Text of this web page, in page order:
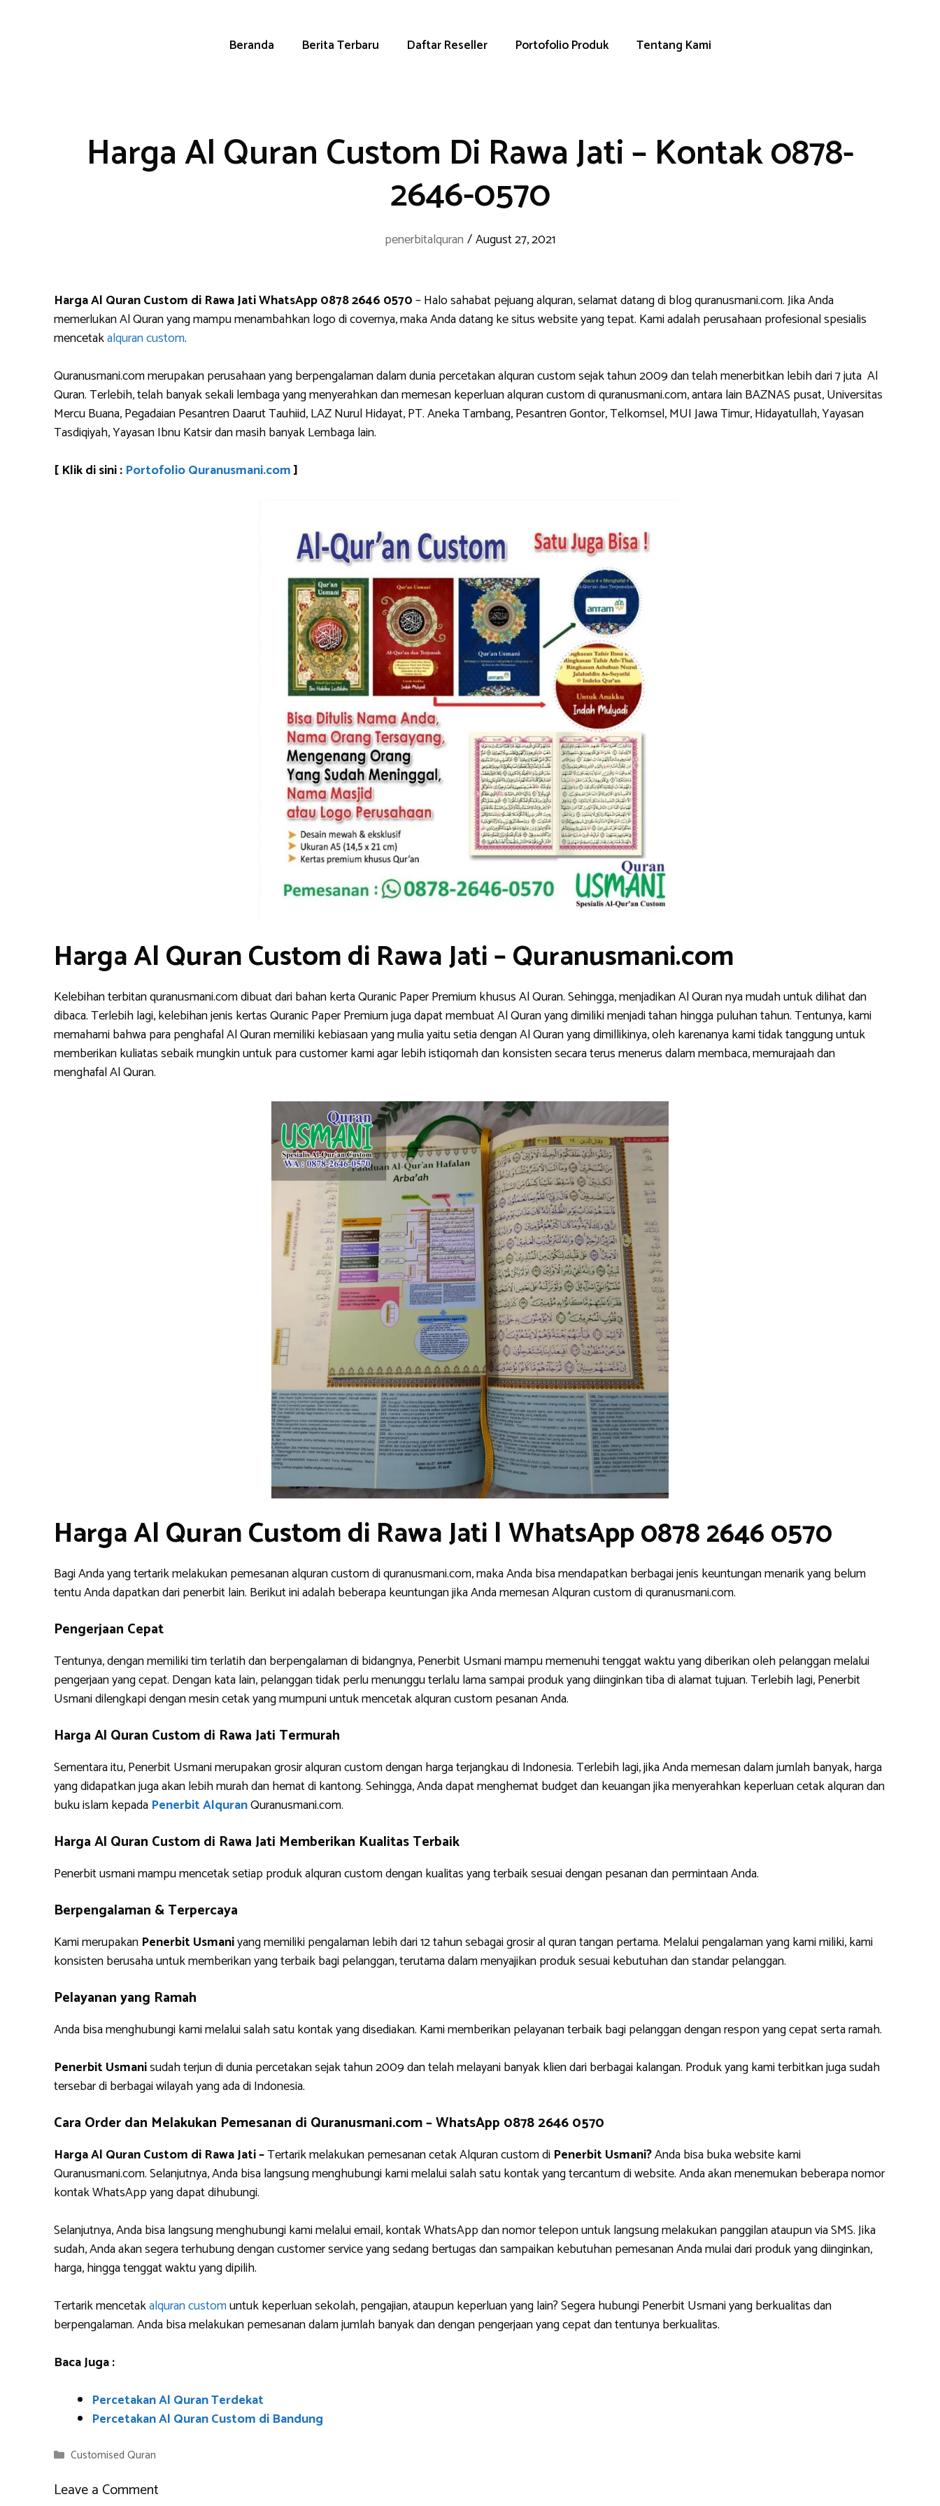
Beranda Berita Terbaru Daftar Reseller Portofolio Produk Tentang Kami
Harga Al Quran Custom Di Rawa Jati – Kontak 0878-
2646-0570
penerbitalquran /August 27, 2021
Harga Al Quran Custom di Rawa Jati WhatsApp 0878 2646 0570– Halo sahabat pejuang alquran, selamat datang di blog quranusmani.com. Jika Anda
memerlukan Al Quran yang mampu menambahkan logo di covernya, maka Anda datang ke situs website yang tepat. Kami adalah perusahaan profesional spesialis
mencetakalquran custom.
Quranusmani.com merupakan perusahaan yang berpengalaman dalam dunia percetakan alquran custom sejak tahun 2009 dan telah menerbitkan lebih dari 7 juta Al
Quran. Terlebih, telah banyak sekali lembaga yang menyerahkan dan memesan keperluan alquran custom di quranusmani.com, antara lain BAZNAS pusat, Universitas
Mercu Buana, Pegadaian Pesantren Daarut Tauhiid, LAZ Nurul Hidayat, PT. Aneka Tambang, Pesantren Gontor, Telkomsel, MUI Jawa Timur, Hidayatullah, Yayasan
Tasdiqiyah, Yayasan Ibnu Katsir dan masih banyak Lembaga lain.
[ Klik di sini : Portofolio Quranusmani.com]
Harga Al Quran Custom di Rawa Jati – Quranusmani.com
Kelebihan terbitan quranusmani.com dibuat dari bahan kerta Quranic Paper Premium khusus Al Quran. Sehingga, menjadikan Al Quran nya mudah untuk dilihat dan
dibaca. Terlebih lagi, kelebihan jenis kertas Quranic Paper Premium juga dapat membuat Al Quran yang dimiliki menjadi tahan hingga puluhan tahun. Tentunya, kami
memahami bahwa para penghafal Al Quran memiliki kebiasaan yang mulia yaitu setia dengan Al Quran yang dimillikinya, oleh karenanya kami tidak tanggung untuk
memberikan kuliatas sebaik mungkin untuk para customer kami agar lebih istiqomah dan konsisten secara terus menerus dalam membaca, memurajaah dan
menghafal Al Quran.
Harga Al Quran Custom di Rawa Jati | WhatsApp 0878 2646 0570
Bagi Anda yang tertarik melakukan pemesanan alquran custom di quranusmani.com, maka Anda bisa mendapatkan berbagai jenis keuntungan menarik yang belum
tentu Anda dapatkan dari penerbit lain. Berikut ini adalah beberapa keuntungan jika Anda memesan Alquran custom di quranusmani.com.
Pengerjaan Cepat
Tentunya, dengan memiliki tim terlatih dan berpengalaman di bidangnya, Penerbit Usmani mampu memenuhi tenggat waktu yang diberikan oleh pelanggan melalui
pengerjaan yang cepat. Dengan kata lain, pelanggan tidak perlu menunggu terlalu lama sampai produk yang diinginkan tiba di alamat tujuan. Terlebih lagi, Penerbit
Usmani dilengkapi dengan mesin cetak yang mumpuni untuk mencetak alquran custom pesanan Anda.
Harga Al Quran Custom di Rawa Jati Termurah
Sementara itu, Penerbit Usmani merupakan grosir alquran custom dengan harga terjangkau di Indonesia. Terlebih lagi, jika Anda memesan dalam jumlah banyak, harga
yang didapatkan juga akan lebih murah dan hemat di kantong. Sehingga, Anda dapat menghemat budget dan keuangan jika menyerahkan keperluan cetak alquran dan
buku islam kepada Penerbit AlquranQuranusmani.com.
Harga Al Quran Custom di Rawa Jati Memberikan Kualitas Terbaik
Penerbit usmani mampu mencetak setiap produk alquran custom dengan kualitas yang terbaik sesuai dengan pesanan dan permintaan Anda.
Berpengalaman & Terpercaya
Kami merupakan Penerbit Usmaniyang memiliki pengalaman lebih dari 12 tahun sebagai grosir al quran tangan pertama. Melalui pengalaman yang kami miliki, kami
konsisten berusaha untuk memberikan yang terbaik bagi pelanggan, terutama dalam menyajikan produk sesuai kebutuhan dan standar pelanggan.
Pelayanan yang Ramah
Anda bisa menghubungi kami melalui salah satu kontak yang disediakan. Kami memberikan pelayanan terbaik bagi pelanggan dengan respon yang cepat serta ramah.
Penerbit Usmanisudah terjun di dunia percetakan sejak tahun 2009 dan telah melayani banyak klien dari berbagai kalangan. Produk yang kami terbitkan juga sudah
tersebar di berbagai wilayah yang ada di Indonesia.
Cara Order dan Melakukan Pemesanan di Quranusmani.com –WhatsApp 0878 2646 0570
Harga Al Quran Custom di Rawa Jati –Tertarik melakukan pemesanan cetak Alquran custom di Penerbit Usmani?Anda bisa buka website kami
Quranusmani.com. Selanjutnya, Anda bisa langsung menghubungi kami melalui salah satu kontak yang tercantum di website. Anda akan menemukan beberapa nomor
kontak WhatsApp yang dapat dihubungi.
Selanjutnya, Anda bisa langsung menghubungi kami melalui email, kontak WhatsApp dan nomor telepon untuk langsung melakukan panggilan ataupun via SMS. Jika
sudah, Anda akan segera terhubung dengan customer service yang sedang bertugas dan sampaikan kebutuhan pemesanan Anda mulai dari produk yang diinginkan,
harga, hingga tenggat waktu yang dipilih.
Tertarik mencetakalquran customuntuk keperluan sekolah, pengajian, ataupun keperluan yang lain? Segera hubungi Penerbit Usmani yang berkualitas dan
berpengalaman. Anda bisa melakukan pemesanan dalam jumlah banyak dan dengan pengerjaan yang cepat dan tentunya berkualitas.
Baca Juga :
Percetakan Al Quran Terdekat
Percetakan Al Quran Custom di Bandung
Categories
Customised Quran
Leave a Comment